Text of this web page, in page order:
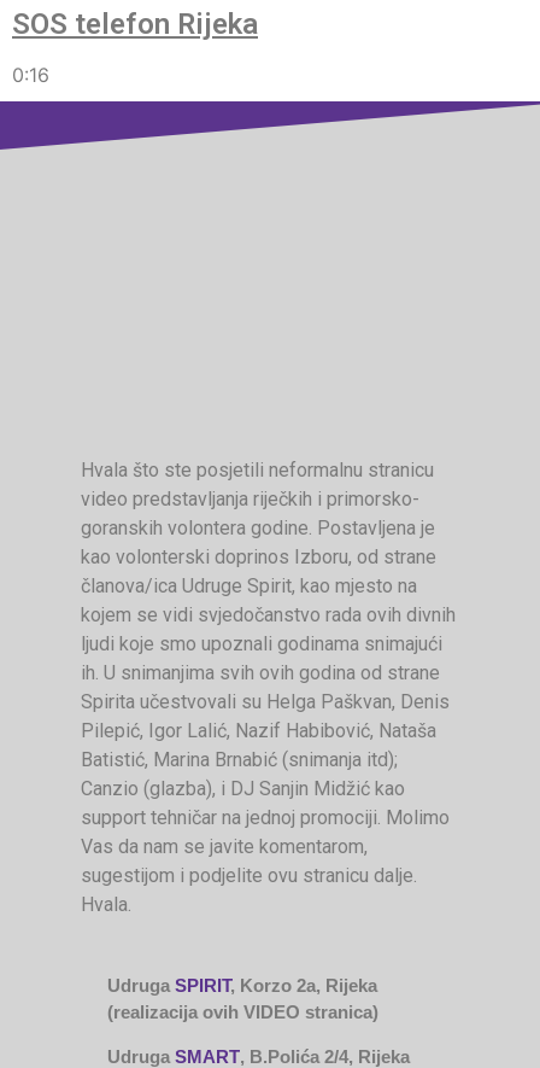
SOS telefon Rijeka
0:16
Hvala što ste posjetili neformalnu stranicu
video predstavljanja riječkih i primorsko-
goranskih volontera godine. Postavljena je
kao volonterski doprinos Izboru, od strane
članova/ica Udruge Spirit, kao mjesto na
kojem se vidi svjedočanstvo rada ovih divnih
ljudi koje smo upoznali godinama snimajući
ih. U snimanjima svih ovih godina od strane
Spirita učestvovali su Helga Paškvan, Denis
Pilepić, Igor Lalić, Nazif Habibović, Nataša
Batistić, Marina Brnabić (snimanja itd);
Canzio (glazba), i DJ Sanjin Midžić kao
support tehničar na jednoj promociji. Molimo
Vas da nam se javite komentarom,
sugestijom i podjelite ovu stranicu dalje.
Hvala.
Udruga SPIRIT, Korzo 2a, Rijeka
(realizacija ovih VIDEO stranica)
Udruga SMART, B.Polića 2/4, Rijeka